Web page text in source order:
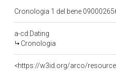
Cronologia 1 del bene
a-cd:Dating
Cronologia
<https://w3id.org/arco/